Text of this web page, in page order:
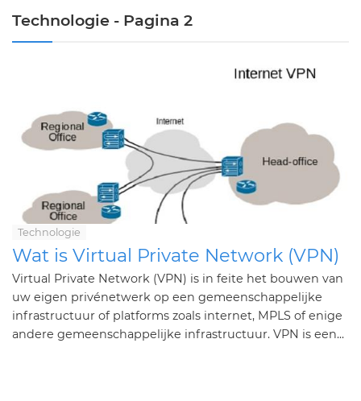
Technologie - Pagina 2
Technologie
Wat is Virtual Private Network (VPN)
Virtual Private Network (VPN) is in feite het bouwen van
uw eigen privénetwerk op een gemeenschappelijke
infrastructuur of platforms zoals internet, MPLS of enige
andere gemeenschappelijke infrastructuur. VPN is een...